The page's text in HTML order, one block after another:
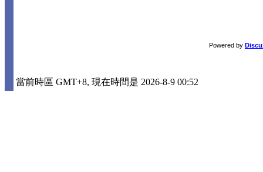
Powered by
當前時區 GMT+8, 現在時間是 2026-8-9 00:52